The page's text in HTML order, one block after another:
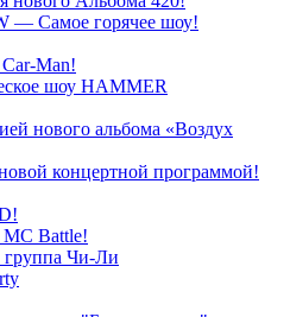
— Самое горячее шоу!
Man!
шоу HAMMER
нового альбома «Воздух
концертной программой!
МС Battle!
группа Чи-Ли